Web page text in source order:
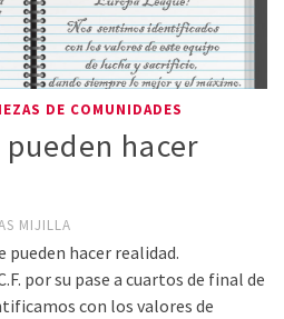
DE COMUNIDADES
hacer
MIJILLA
pueden hacer realidad.
por su pase a cuartos de final de
con los valores de